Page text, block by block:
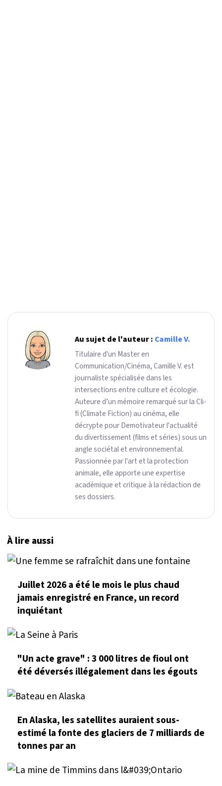
Au sujet de l'auteur : Camille V.
Titulaire d'un Master en
Communication/Cinéma, Camille V. est
journaliste spécialisée dans les
intersections entre culture et écologie.
Auteure d’un mémoire remarqué sur la Cli-
fi (Climate Fiction) au cinéma, elle
décrypte pour Demotivateur l'actualité
du divertissement (films et séries) sous un
angle sociétal et environnemental.
Passionnée par l'art et la protection
animale, elle apporte une expertise
académique et critique à la rédaction de
ses dossiers.
À lire aussi
Juillet 2026 a été le mois le plus chaud
jamais enregistré en France, un record
inquiétant
"Un acte grave" : 3 000 litres de fioul ont
été déversés illégalement dans les égouts
En Alaska, les satellites auraient sous-
estimé la fonte des glaciers de 7 milliards de
tonnes par an